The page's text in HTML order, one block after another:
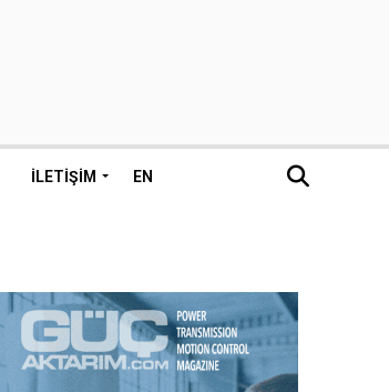
İLETIŞIM EN